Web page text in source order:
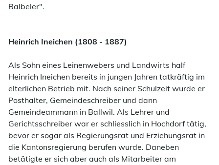
Balbeler".
Heinrich Ineichen (1808 - 1887)
Als Sohn eines Leinenwebers und Landwirts half
Heinrich Ineichen bereits in jungen Jahren tatkräftig im
elterlichen Betrieb mit. Nach seiner Schulzeit wurde er
Posthalter, Gemeindeschreiber und dann
Gemeindeammann in Ballwil. Als Lehrer und
Gerichtsschreiber war er schliesslich in Hochdorf tätig,
bevor er sogar als Regierungsrat und Erziehungsrat in
die Kantonsregierung berufen wurde. Daneben
betätigte er sich aber auch als Mitarbeiter am